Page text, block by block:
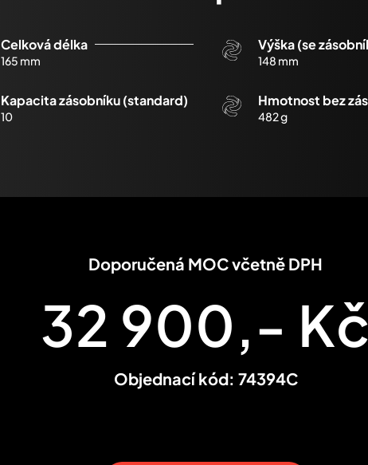
Celková délka
165 mm
Výška (se
148 mm
Kapacita zásobníku (standard)
10
Hmotnost bez
482 g
Doporučená MOC včetně DPH
32 900,- Kč
Objednací kód: 74394C